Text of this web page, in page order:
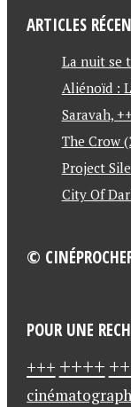
o
ARTICLES
La nuit se
Aliénoïd :
Saravah,
The Crow
Project
City Of
©
POUR UNE
+++ ++++